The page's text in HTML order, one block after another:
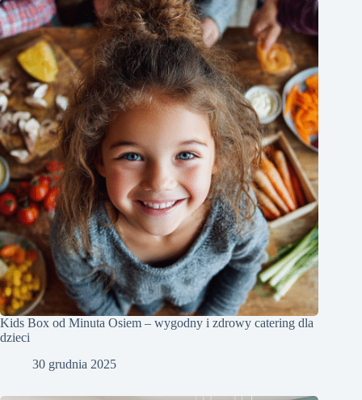
Kids Box od Minuta Osiem – wygodny i zdrowy catering dla
dzieci
30 grudnia 2025